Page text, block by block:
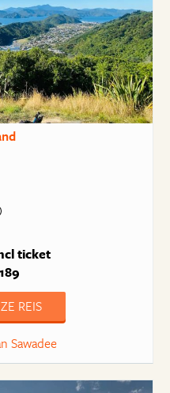
ticket
REIS
Sawadee